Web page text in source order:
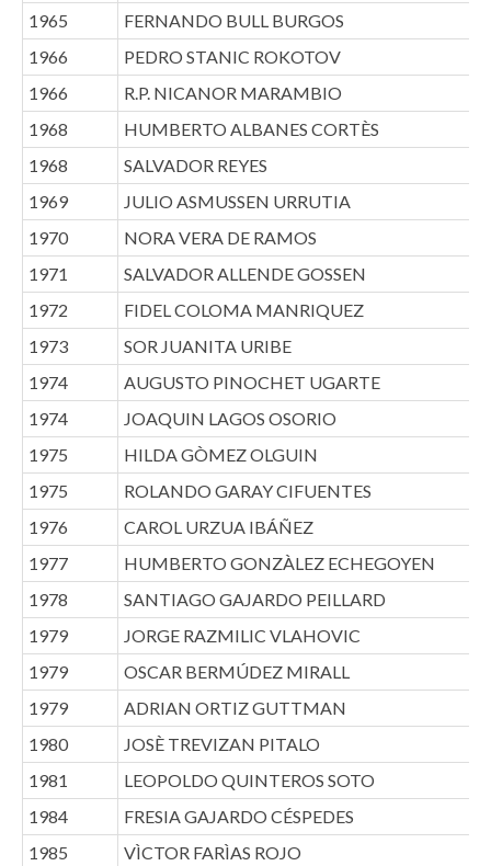
1965
FERNANDO BULL BURGOS
1966
PEDRO STANIC ROKOTOV
1966
R.P. NICANOR MARAMBIO
1968
HUMBERTO ALBANES CORTÈS
1968
SALVADOR REYES
1969
JULIO ASMUSSEN URRUTIA
1970
NORA VERA DE RAMOS
1971
SALVADOR ALLENDE GOSSEN
1972
FIDEL COLOMA MANRIQUEZ
1973
SOR JUANITA URIBE
1974
AUGUSTO PINOCHET UGARTE
1974
JOAQUIN LAGOS OSORIO
1975
HILDA GÒMEZ OLGUIN
1975
ROLANDO GARAY CIFUENTES
1976
CAROL URZUA IBÁÑEZ
1977
HUMBERTO GONZÀLEZ ECHEGOYEN
1978
SANTIAGO GAJARDO PEILLARD
1979
JORGE RAZMILIC VLAHOVIC
1979
OSCAR BERMÚDEZ MIRALL
1979
ADRIAN ORTIZ GUTTMAN
1980
JOSÈ TREVIZAN PITALO
1981
LEOPOLDO QUINTEROS SOTO
1984
FRESIA GAJARDO CÉSPEDES
1985
VÌCTOR FARÌAS ROJO